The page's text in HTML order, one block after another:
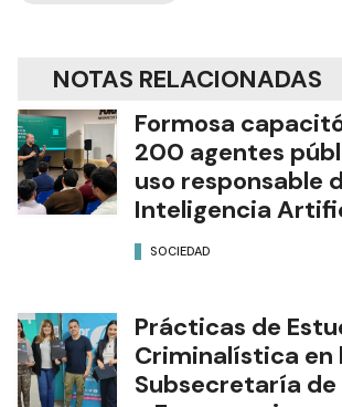
NOTAS RELACIONADAS
Formosa
200 agentes
uso responsable
Inteligencia
SOCIEDAD
Prácticas de
Criminalística en
Subsecretaría